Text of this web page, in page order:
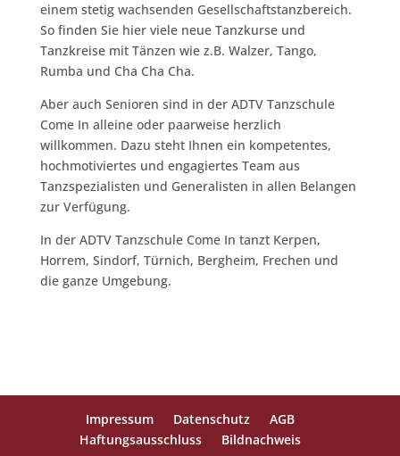
einem stetig wachsenden Gesellschaftstanzbereich.
So finden Sie hier viele neue Tanzkurse und
Tanzkreise mit Tänzen wie z.B. Walzer, Tango,
Rumba und Cha Cha Cha.
Aber auch Senioren sind in der ADTV Tanzschule
Come In alleine oder paarweise herzlich
willkommen. Dazu steht Ihnen ein kompetentes,
hochmotiviertes und engagiertes Team aus
Tanzspezialisten und Generalisten in allen Belangen
zur Verfügung.
In der ADTV Tanzschule Come In tanzt Kerpen,
Horrem, Sindorf, Türnich, Bergheim, Frechen und
die ganze Umgebung.
Impressum Datenschutz
AGB
Haftungsausschluss
Bildnachweis